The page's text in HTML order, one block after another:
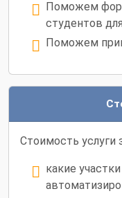
Поможем
студентов
Поможем
Стоимость услуги
какие